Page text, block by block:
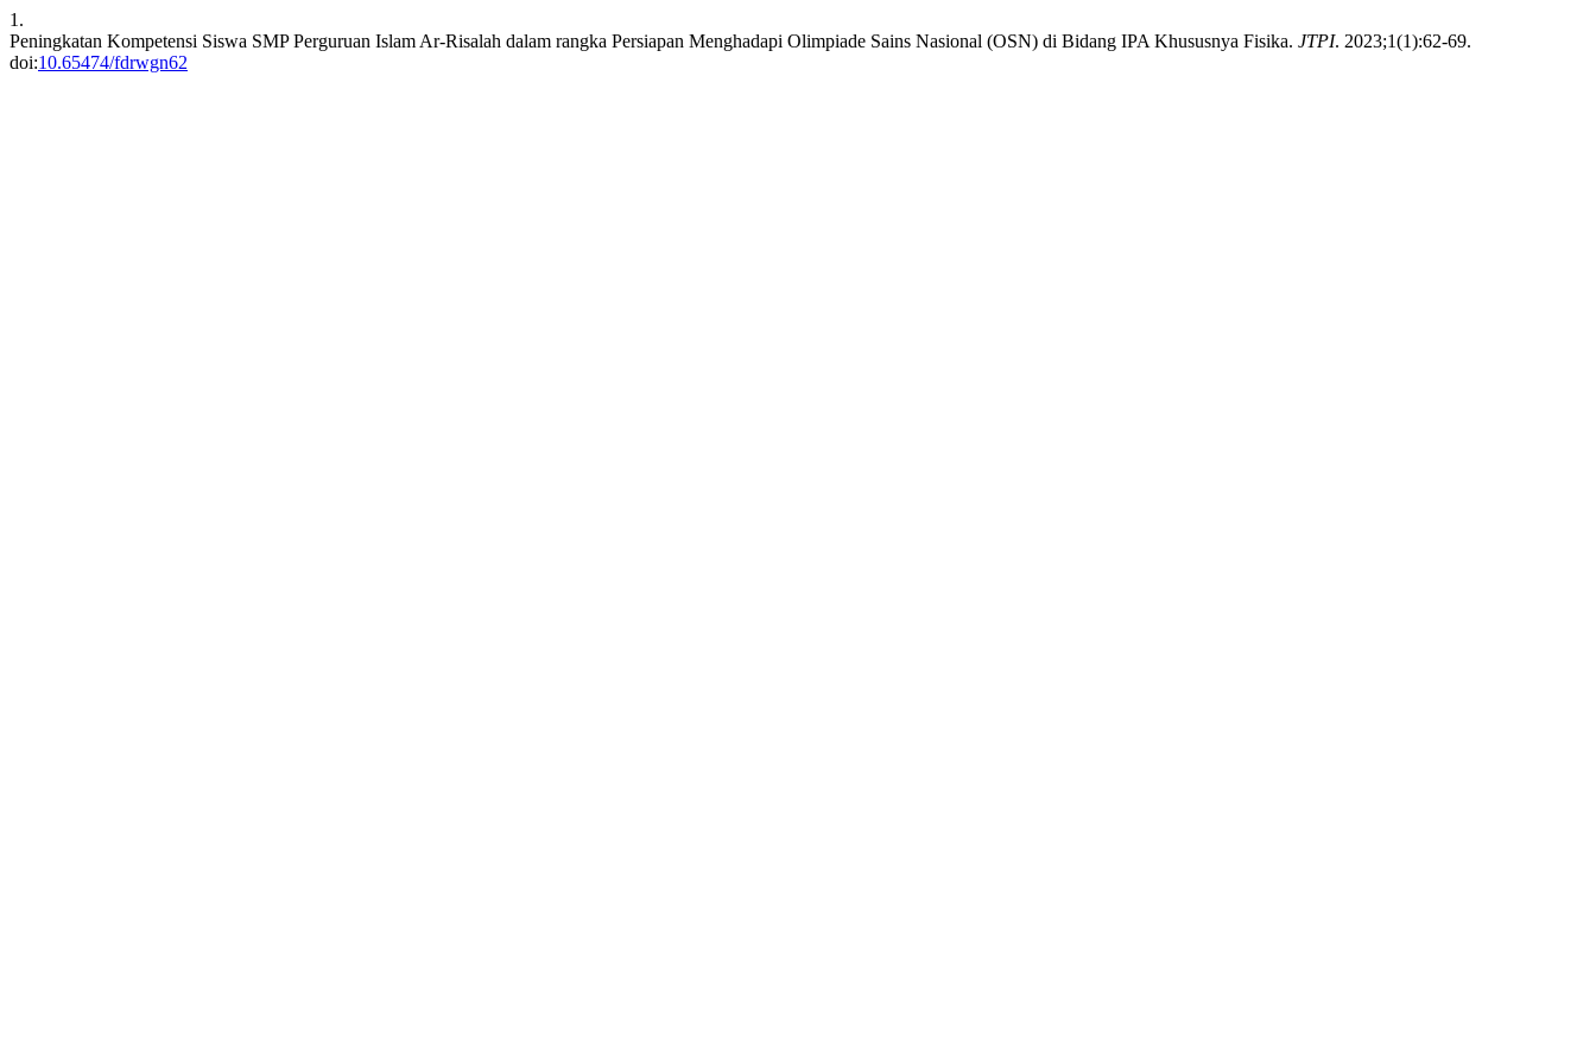
1.
Peningkatan Kompetensi Siswa SMP Perguruan Islam Ar-Risalah dalam rangka Persiapan Menghadapi Olimpiade Sains Nasional (OSN) di Bidang IPA Khususnya Fisika. JTPI. 2023;1(1):62-69.
doi:10.65474/fdrwgn62